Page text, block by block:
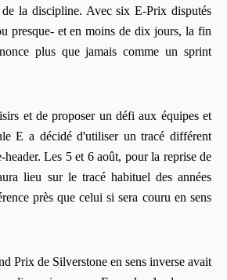
de la discipline. Avec six E-Prix disputés
presque- et en moins de dix jours, la fin
plus que jamais comme un sprint
et de proposer un défi aux équipes et
E a décidé d'utiliser un tracé différent
header. Les 5 et 6 août, pour la reprise de
lieu sur le tracé habituel des années
près que celui si sera couru en sens
Prix de Silverstone en sens inverse avait